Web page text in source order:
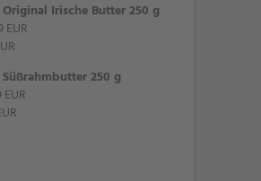
Original Irische Butter 250 g
EUR
Süßrahmbutter 250 g